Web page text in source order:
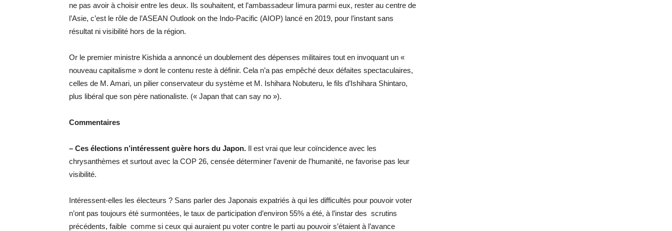
ne pas avoir à choisir entre les deux. Ils souhaitent, et l’ambassadeur Iimura parmi eux, rester au centre de
l’Asie, c’est le rôle de l’ASEAN Outlook on the Indo-Pacific (AIOP) lancé en 2019, pour l’instant sans
résultat ni visibilité hors de la région.
Or le premier ministre Kishida a annoncé un doublement des dépenses militaires tout en invoquant un «
nouveau capitalisme » dont le contenu reste à définir. Cela n’a pas empêché deux défaites spectaculaires,
celles de M. Amari, un pilier conservateur du système et M. Ishihara Nobuteru, le fils d’Ishihara Shintaro,
plus libéral que son père nationaliste. (« Japan that can say no »).
Commentaires
– Ces élections n’intéressent guère hors du Japon. Il est vrai que leur coïncidence avec les
chrysanthèmes et surtout avec la COP 26, censée déterminer l’avenir de l’humanité, ne favorise pas leur
visibilité.
Intéressent-elles les électeurs ? Sans parler des Japonais expatriés à qui les difficultés pour pouvoir voter
n’ont pas toujours été surmontées, le taux de participation d’environ 55% a été, à l’instar des scrutins
précédents, faible comme si ceux qui auraient pu voter contre le parti au pouvoir s’étaient à l’avance